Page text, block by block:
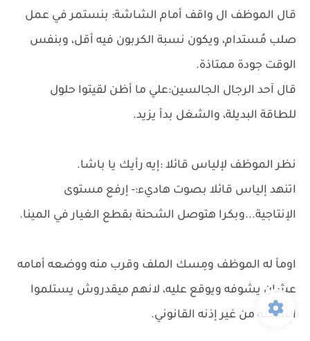
قال الموظف ال واقف أمام الشاشة: بنستمر في عمل
صلب مُستدام، ويكون نسبة الكربون فيه أقل، وبنفس
الوقت جودة ممتاذة.
قال آحد الرجال الجالسين:علي ما أظن لقيتوا حلول
للطاقة البديلة، والشغل بدأ يزيد.
نظر الموظف لإلياس قائلا :إيه رأيك يا باشا.
اتنهد إلياس قائلا بصوت هاديء:- إرفع مستوى
الإنتاجية...وبكرا هتوصل الشحنة بقطع الغيار في المينا.
اومأ له الموظف ومِسك الملف وقرب منه ووضعه أمامه
عشان يشوفه ويوقع عليه، لانهم ميقدروش يستلموا
الشحنة من غير إذنه القانوني.